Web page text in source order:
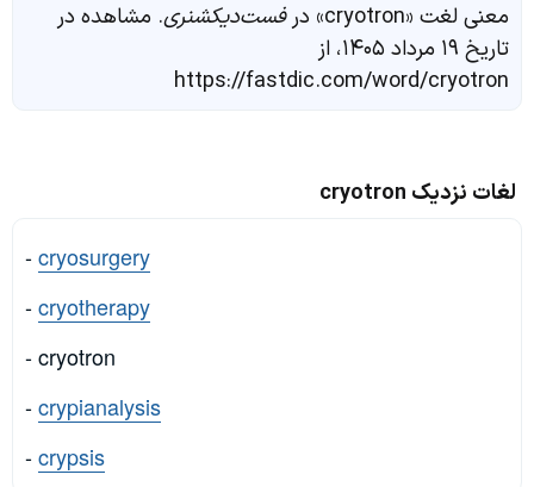
معنی لغت «cryotron» در فست‌دیکشنری. مشاهده در
تاریخ ۱۹ مرداد ۱۴۰۵، از
https://fastdic.com/word/cryotron
لغات نزدیک cryotron
-cryosurgery
-cryotherapy
- cryotron
-crypianalysis
-crypsis